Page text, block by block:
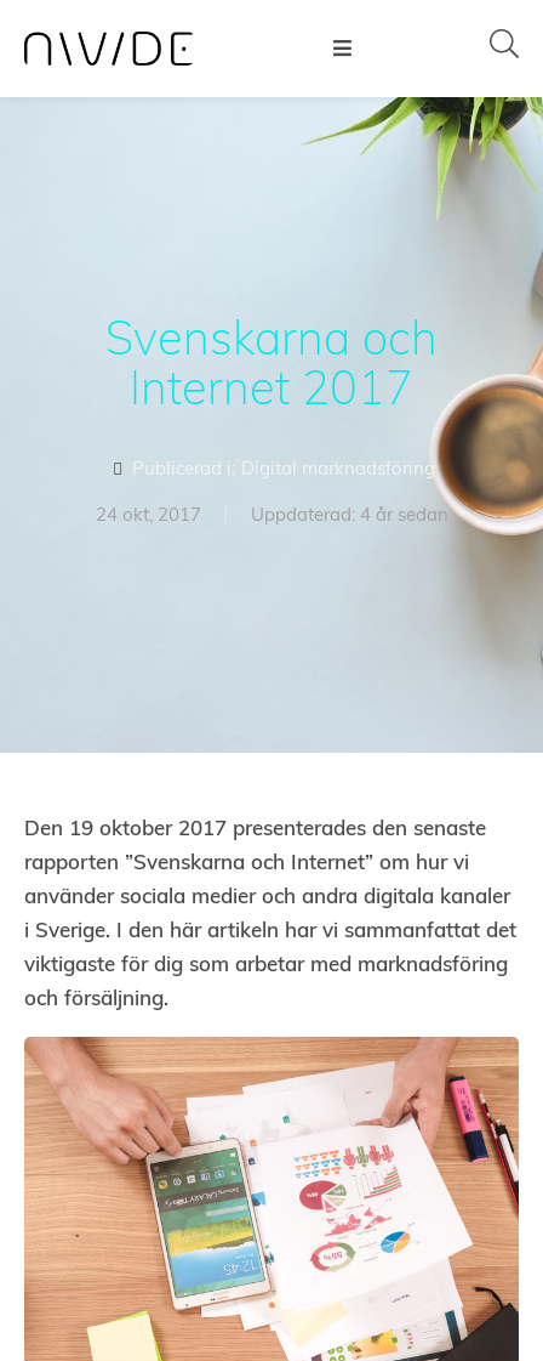
Svenskarna och
Internet 2017
Publicerad i: Digital marknadsföring
24 okt, 2017 Uppdaterad: 4 år sedan
Den 19 oktober 2017 presenterades den senaste
rapporten ”Svenskarna och Internet” om hur vi
använder sociala medier och andra digitala kanaler
i Sverige. I den här artikeln har vi sammanfattat det
viktigaste för dig som arbetar med marknadsföring
och försäljning.